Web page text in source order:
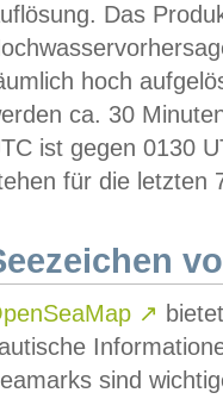
Das
hoch
ca. 30
ist gegen 0130
für die letzten
↗
sind